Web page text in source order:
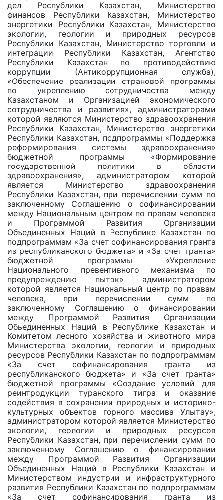
дел Республики Казахстан, Министерство
финансов Республики Казахстан, Министерство
энергетики Республики Казахстан, Министерство
экологии, геологии и природных ресурсов
Республики Казахстан, Министерство торговли и
интеграции Республики Казахстан, Агентство
Республики Казахстан по противодействию
коррупции (Антикоррупционная служба),
«Обеспечение реализации страновой программы
по укреплению сотрудничества между
Казахстаном и Организацией экономического
сотрудничества и развития», администраторами
которой являются Министерство здравоохранения
Республики Казахстан, Министерство энергетики
Республики Казахстан, подпрограммы «Поддержка
реформирования системы здравоохранения»
бюджетной программы «Формирование
государственной политики в области
здравоохранения», администратором которой
является Министерство здравоохранения
Республики Казахстан, при перечислении сумм по
заключенному Соглашению о софинансировании
между Национальным центром по правам человека
и Программой Развития Организации
Объединенных Наций в Республике Казахстан по
подпрограммам «За счет софинансирования гранта
из республиканского бюджета» и «За счет гранта»
бюджетной программы «Укрепление
Национального превентивного механизма по
предупреждению пыток» администратором
которой является Национальный центр по правам
человека, при перечислении сумм по
заключенному Соглашению о финансировании
между Программой Развития Организации
Обьединенных Наций в Республике Казахстан и
Комитетом лесного хозяйства и животного мира
Министерства экологии, геологии и природных
ресурсов Республики Казахстан по подпрограммам
«За счет софинансирования гранта из
республиканского бюджета» и «За счет гранта»
бюджетной программы «Создание условий для
реинтродукции туранского тигра и оказание
содействия в сохранении природных и историко-
культурных объектов горного массива Улытау»,
администратором которой является Министерство
экологии, геологии и природных ресурсов
Республики Казахстан, при перечислении сумм по
заключенному Соглашению о финансировании
между Программой Развития Организации
Объединенных Наций в Республики Казахстан и
Министерством индустрии и инфраструктурного
развития Республики Казахстан по подпрограммам
«За счет софинансирования гранта из